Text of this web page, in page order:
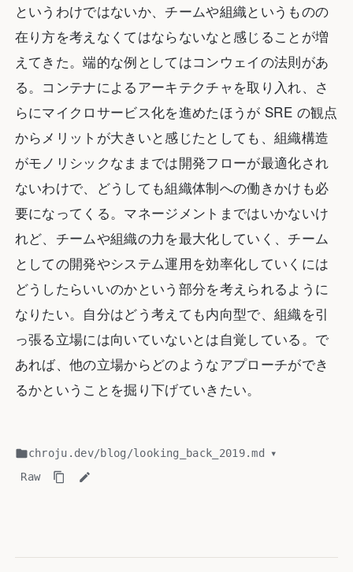
というわけではないか、チームや組織というものの
在り方を考えなくてはならないなと感じることが増
えてきた。端的な例としてはコンウェイの法則があ
る。コンテナによるアーキテクチャを取り入れ、さ
らにマイクロサービス化を進めたほうが SRE の観点
からメリットが大きいと感じたとしても、組織構造
がモノリシックなままでは開発フローが最適化され
ないわけで、どうしても組織体制への働きかけも必
要になってくる。マネージメントまではいかないけ
れど、チームや組織の力を最大化していく、チーム
としての開発やシステム運用を効率化していくには
どうしたらいいのかという部分を考えられるように
なりたい。自分はどう考えても内向型で、組織を引
っ張る立場には向いていないとは自覚している。で
あれば、他の立場からどのようなアプローチができ
るかということを掘り下げていきたい。
chroju.dev/blog /looking_back_2019.md
▾
Raw